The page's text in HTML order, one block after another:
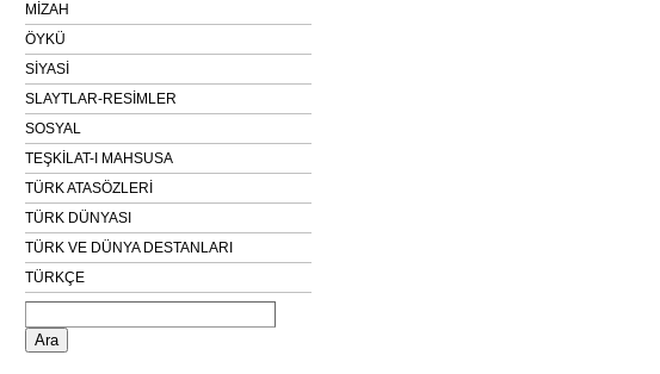
MİZAH
ÖYKÜ
SİYASİ
SLAYTLAR-RESİMLER
SOSYAL
TEŞKİLAT-I MAHSUSA
TÜRK ATASÖZLERİ
TÜRK DÜNYASI
TÜRK VE DÜNYA DESTANLARI
TÜRKÇE
Arama: